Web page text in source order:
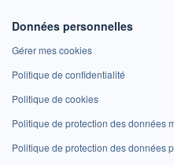
Données personnelles
Gérer mes cookies
Politique de confidentialité
Politique de cookies
Politique de protection des données
Politique de protection des données